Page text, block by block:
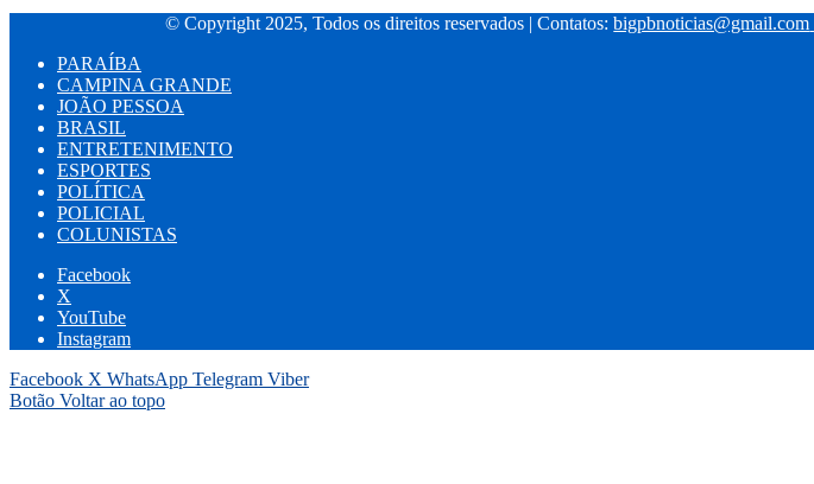
© Copyright 2025, Todos os direitos reservados | Contatos:bigpbnoticias@gmail.com
PARAÍBA
CAMPINA GRANDE
JOÃO PESSOA
BRASIL
ENTRETENIMENTO
ESPORTES
POLÍTICA
POLICIAL
COLUNISTAS
Facebook
X
YouTube
Instagram
Facebook X WhatsApp Telegram Viber
Botão Voltar ao topo